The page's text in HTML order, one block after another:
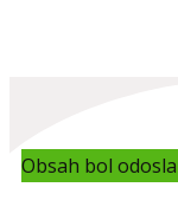
Obsah bol